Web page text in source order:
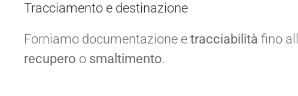
Tracciamento e destinazione
Forniamo documentazione e tracciabilità fino
recupero o smaltimento.